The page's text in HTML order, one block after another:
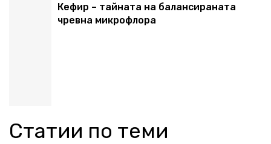
Кефир – тайната на балансираната
чревна микрофлора
Статии по теми